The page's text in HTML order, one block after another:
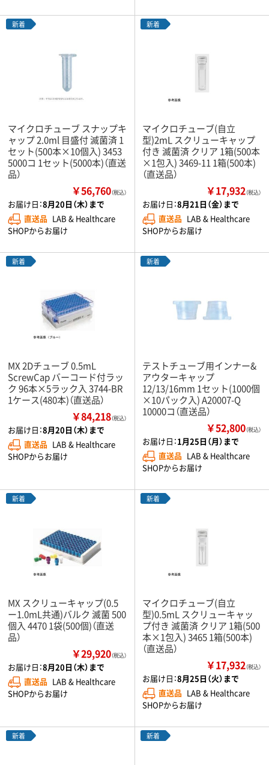
新着
マイクロチューブ スナップキ
ャップ 2.0ml 目盛付 滅菌済 1
セット(500本×10個入) 3453
5000コ 1セット(5000本)（直送
品）
￥56,760（税込）
お届け日：8月20日（木）まで
直送品 LAB & Healthcare
SHOPからお届け
新着
マイクロチューブ(自立
型)2mL スクリューキャップ
付き 滅菌済 クリア 1箱(500本
×1包入) 3469-11 1箱(500本)
（直送品）
￥17,932（税込）
お届け日：8月21日（金）まで
直送品 LAB & Healthcare
SHOPからお届け
新着
MX 2Dチューブ 0.5mL
ScrewCap バーコード付ラッ
ク 96本×5ラック入 3744-BR
1ケース(480本)（直送品）
￥84,218（税込）
お届け日：8月20日（木）まで
直送品 LAB & Healthcare
SHOPからお届け
新着
テストチューブ用インナー&
アウターキャップ
12/13/16mm 1セット(1000個
×10パック入) A20007-Q
10000コ（直送品）
￥52,800（税込）
お届け日：1月25日（月）まで
直送品 LAB & Healthcare
SHOPからお届け
新着
MX スクリューキャップ(0.5
ー1.0mL共通)バルク 滅菌 500
個入 4470 1袋(500個)（直送
品）
￥29,920（税込）
お届け日：8月20日（木）まで
直送品 LAB & Healthcare
SHOPからお届け
新着
マイクロチューブ(自立
型)0.5mL スクリューキャッ
プ付き 滅菌済 クリア 1箱(500
本×1包入) 3465 1箱(500本)
（直送品）
￥17,932（税込）
お届け日：8月25日（火）まで
直送品 LAB & Healthcare
SHOPからお届け
新着 新着